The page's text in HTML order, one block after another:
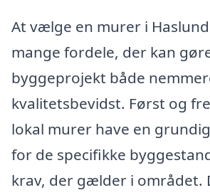
At vælge en murer i
mange fordele, der kan
byggeprojekt både
kvalitetsbevidst. Først og
lokal murer have en
for de specifikke
krav, der gælder i området.